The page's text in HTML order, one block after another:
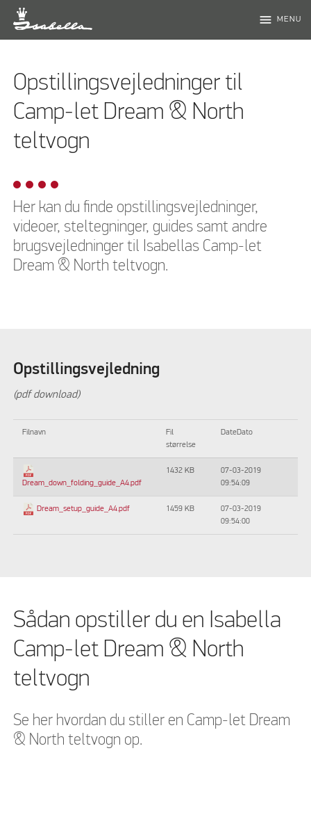
menu MENU
Opstillingsvejledninger til
Camp-let Dream & North
teltvogn
Her kan du finde opstillingsvejledninger,
videoer, steltegninger, guides samt andre
brugsvejledninger til Isabellas Camp-let
Dream & North teltvogn.
Opstillingsvejledning
(pdf download)
Filnavn
Fil
størrelse
DateDato
Dream_down_folding_guide_A4.pdf
1432 KB
07-03-2019
09:54:09
Dream_setup_guide_A4.pdf 1459 KB
07-03-2019
09:54:00
Sådan opstiller du en Isabella
Camp-let Dream & North
teltvogn
Se her hvordan du stiller en Camp-let Dream
& North teltvogn op.